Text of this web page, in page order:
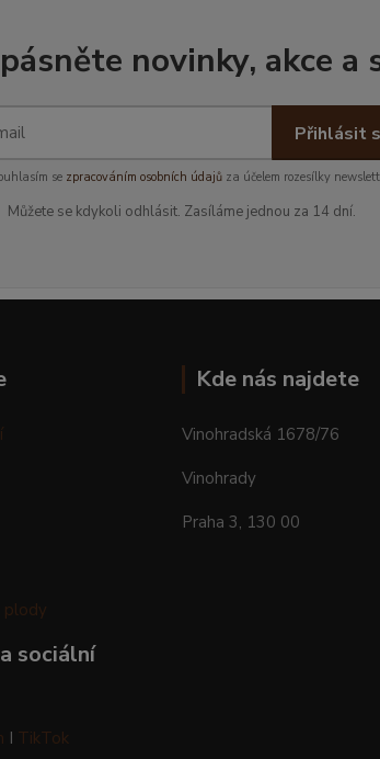
novinky, akce a
Přihlásit
se zpracováním osobních údajůza účelem rozesílky
Můžete se kdykoli odhlásit. Zasíláme jednou za 14 dní.
plody
sociální
I TikTok
Kde nás najdete
Vinohradská 1678/76
Vinohrady
Praha 3, 130 00